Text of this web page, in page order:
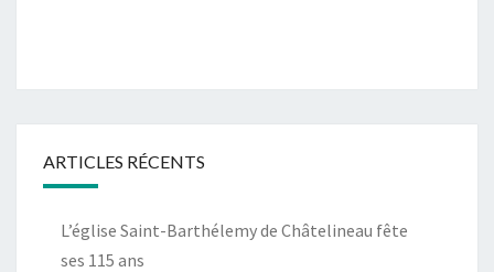
ARTICLES RÉCENTS
L’église Saint-Barthélemy de Châtelineau fête
ses 115 ans